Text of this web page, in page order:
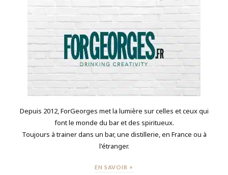
Depuis 2012, ForGeorges met la lumière sur celles et ceux qui
font le monde du bar et des spiritueux.
Toujours à trainer dans un bar, une distillerie, en France ou à
l'étranger.
EN SAVOIR +